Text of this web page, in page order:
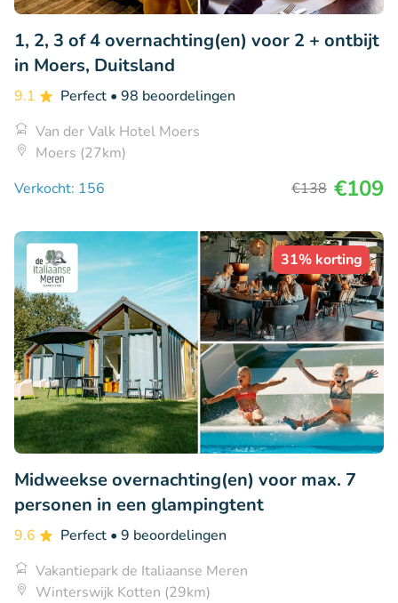
1, 2, 3 of 4 overnachting(en) voor 2 + ontbijt
in Moers, Duitsland
9.1 Perfect • 98 beoordelingen
Van der Valk Hotel Moers
Moers (27km)
Verkocht: 156
€138 €109
31% korting
Midweekse overnachting(en) voor max. 7
personen in een glampingtent
9.6 Perfect • 9 beoordelingen
Vakantiepark de Italiaanse Meren
Winterswijk Kotten (29km)